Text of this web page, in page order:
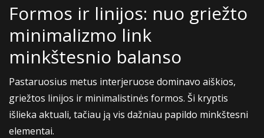
Formos ir linijos: nuo griežto
minimalizmo link
minkštesnio balanso
Pastaruosius metus interjeruose dominavo aiškios,
griežtos linijos ir minimalistinės formos. Ši kryptis
išlieka aktuali, tačiau ją vis dažniau papildo minkštesni
elementai.